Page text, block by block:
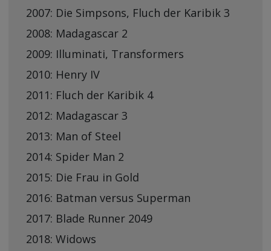
2007: Die Simpsons, Fluch der Karibik 3
2008: Madagascar 2
2009: Illuminati, Transformers
2010: Henry IV
2011: Fluch der Karibik 4
2012: Madagascar 3
2013: Man of Steel
2014: Spider Man 2
2015: Die Frau in Gold
2016: Batman versus Superman
2017: Blade Runner 2049
2018: Widows